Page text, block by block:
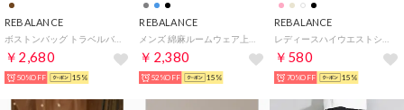
REBALANCE
￥2,680
50%OFF 15%
REBALANCE
￥2,380
52%OFF 15%
REBALANCE
￥580
70%OFF 15%